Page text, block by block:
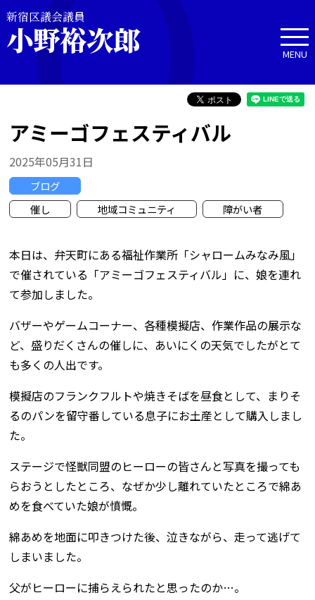
新宿区議会議員
小野裕次郎 MENU
アミーゴフェスティバル
2025年05月31日
ブログ
催し
地域コミュニティ 障がい者
本日は、弁天町にある福祉作業所「シャロームみなみ風」
で催されている「アミーゴフェスティバル」に、娘を連れ
て参加しました。
バザーやゲームコーナー、各種模擬店、作業作品の展示な
ど、盛りだくさんの催しに、あいにくの天気でしたがとて
も多くの人出です。
模擬店のフランクフルトや焼きそばを昼食として、まりそ
るのパンを留守番している息子にお土産として購入しまし
た。
ステージで怪獣同盟のヒーローの皆さんと写真を撮っても
らおうとしたところ、なぜか少し離れていたところで綿あ
めを食べていた娘が憤慨。
綿あめを地面に叩きつけた後、泣きながら、走って逃げて
しまいました。
父がヒーローに捕らえられたと思ったのか…。